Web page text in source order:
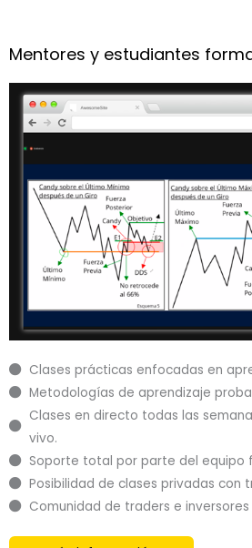
Mentores y estudiantes
Clases prácticas enfocadas en
Metodologías de aprendizaje
Clases en directo todas las
vivo.
Soporte total por parte del equipo
Posibilidad de clases privadas con
Comunidad de traders e